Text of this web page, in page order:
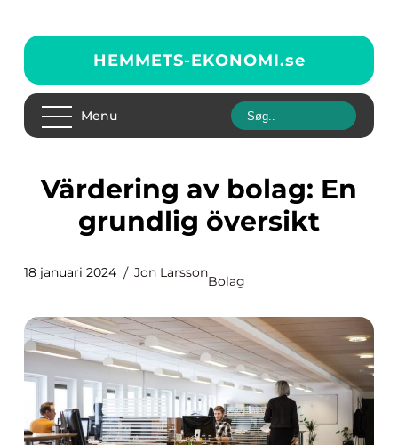
HEMMETS-EKONOMI.se
Menu
Värdering av bolag: En
grundlig översikt
18 januari 2024 Jon Larsson
Bolag